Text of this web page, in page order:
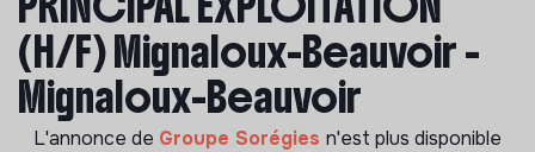
(H/F) Mignaloux-Beauvoir -
Mignaloux-Beauvoir
L'annonce de Groupe Sorégies n'est plus disponible